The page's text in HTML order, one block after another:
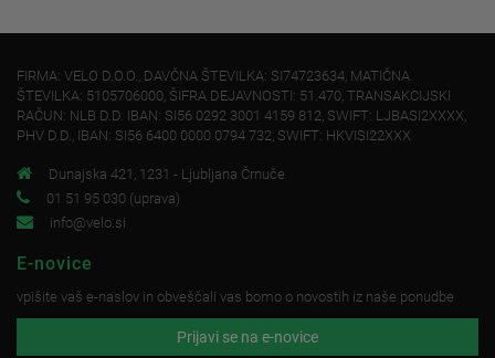
FIRMA: VELO D.O.O., DAVČNA ŠTEVILKA: SI74723634, MATIČNA
ŠTEVILKA: 5105706000, ŠIFRA DEJAVNOSTI: 51.470, TRANSAKCIJSKI
RAČUN: NLB D.D. IBAN: SI56 0292 3001 4159 812, SWIFT: LJBASI2XXXX,
PHV D.D., IBAN: SI56 6400 0000 0794 732, SWIFT: HKVISI22XXX
Dunajska 421, 1231 - Ljubljana Črnuče
01 51 95 030 (uprava)
info@velo.si
E-novice
vpišite vaš e-naslov in obveščali vas bomo o novostih iz naše ponudbe
Prijavi se na e-novice